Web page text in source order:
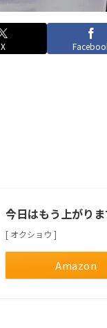
X
今日はもう上がりま
[ オクショウ ]
Amazon